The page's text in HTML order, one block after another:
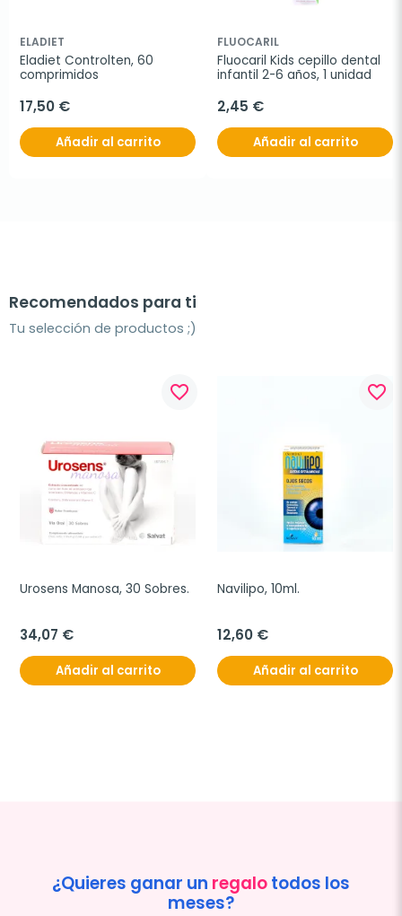
ELADIET
Eladiet Controlten, 60
comprimidos
17,50 €
Añadir al carrito
FLUOCARIL
Fluocaril Kids cepillo dental
infantil 2-6 años, 1 unidad
2,45 €
Añadir al carrito
Recomendados para ti
Tu selección de productos ;)
favorite_border
Urosens Manosa, 30 Sobres.
34,07 €
Añadir al carrito
favorite_border
Navilipo, 10ml.
12,60 €
Añadir al carrito
¿Quieres ganar un regalotodos los
meses?